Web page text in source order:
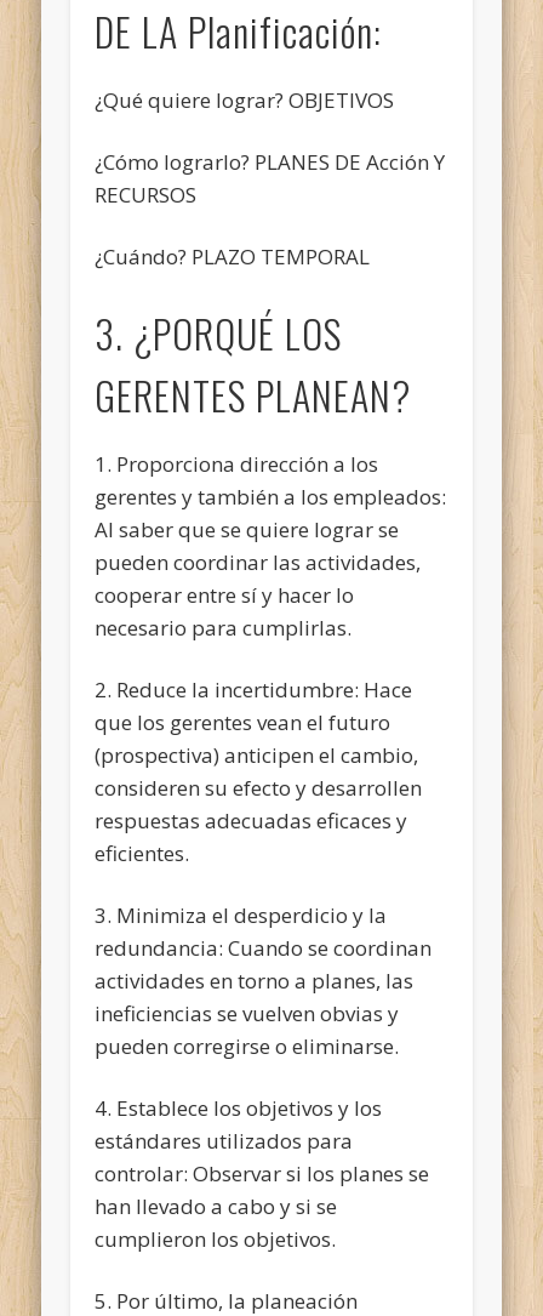
DE LA Planificación:
¿Qué quiere lograr? OBJETIVOS
¿Cómo lograrlo? PLANES DE Acción Y
RECURSOS
¿Cuándo? PLAZO TEMPORAL
3. ¿PORQUÉ LOS
GERENTES PLANEAN?
1. Proporciona dirección a los
gerentes y también a los empleados:
Al saber que se quiere lograr se
pueden coordinar las actividades,
cooperar entre sí y hacer lo
necesario para cumplirlas.
2. Reduce la incertidumbre: Hace
que los gerentes vean el futuro
(prospectiva) anticipen el cambio,
consideren su efecto y desarrollen
respuestas adecuadas eficaces y
eficientes.
3. Minimiza el desperdicio y la
redundancia: Cuando se coordinan
actividades en torno a planes, las
ineficiencias se vuelven obvias y
pueden corregirse o eliminarse.
4. Establece los objetivos y los
estándares utilizados para
controlar: Observar si los planes se
han llevado a cabo y si se
cumplieron los objetivos.
5. Por último, la planeación